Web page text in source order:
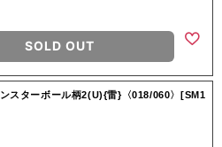
SOLD OUT
スターボール柄2(U){雷}〈018/060〉[SM1